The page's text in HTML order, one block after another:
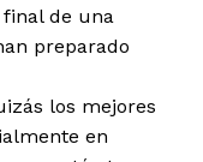
de una
preparado
los mejores
en